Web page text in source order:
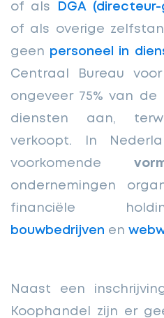
of als
DGA
of als overige
geen personeel in
Centraal Bureau
ongeveer 75% van de
diensten aan,
verkoopt. In
voorkomende
ondernemingen
financiële
bouwbedrijven en
Naast een
Koophandel zijn er